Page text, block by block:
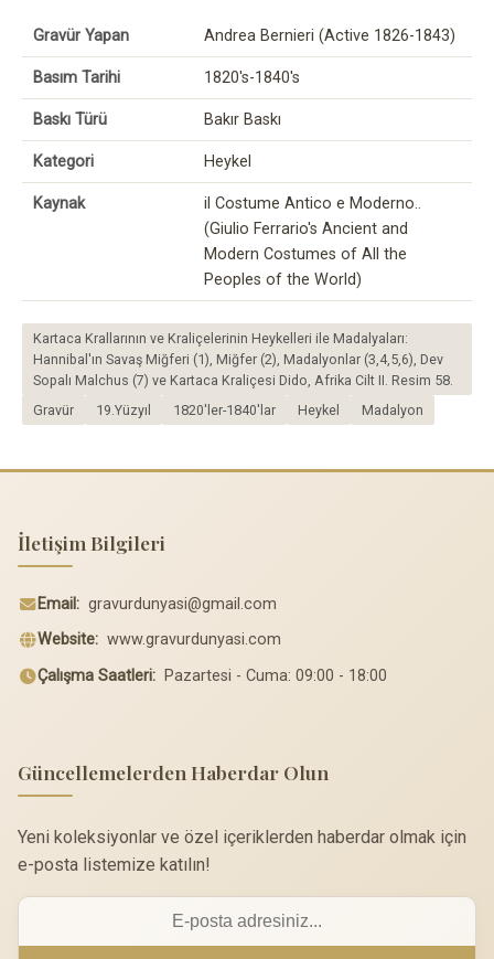
Gravür Yapan Andrea Bernieri (Active 1826-1843)
Basım Tarihi 1820's-1840's
Baskı Türü Bakır Baskı
Kategori Heykel
Kaynak
il Costume Antico e Moderno..
(Giulio Ferrario's Ancient and
Modern Costumes of All the
Peoples of the World)
Kartaca Krallarının ve Kraliçelerinin Heykelleri ile Madalyaları:
Hannibal'ın Savaş Miğferi (1), Miğfer (2), Madalyonlar (3,4,5,6), Dev
Sopalı Malchus (7) ve Kartaca Kraliçesi Dido, Afrika Cilt II. Resim 58.
Gravür
19.Yüzyıl 1820'ler-1840'lar Heykel Madalyon
İletişim Bilgileri
Email: gravurdunyasi@gmail.com
Website: www.gravurdunyasi.com
Çalışma Saatleri: Pazartesi - Cuma: 09:00 - 18:00
Güncellemelerden Haberdar Olun
Yeni koleksiyonlar ve özel içeriklerden haberdar olmak için
e-posta listemize katılın!